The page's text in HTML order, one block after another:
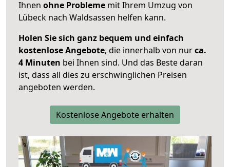
Ihnen ohne Probleme mit Ihrem Umzug von
Lübeck nach Waldsassen helfen kann.
Holen Sie sich ganz bequem und einfach
kostenlose Angebote, die innerhalb von nurca.
4 Minuten bei Ihnen sind. Und das Beste daran
ist, dass all dies zu erschwinglichen Preisen
angeboten werden.
Kostenlose Angebote erhalten